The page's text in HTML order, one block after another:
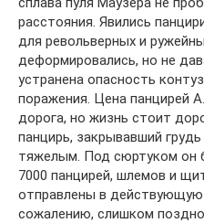
расстояния. Явились
для револьверных и
деформировались, но не
устранена опасность
поражения. Цена панцирей
дорога, но жизнь стоит
панцирь, закрывавший
тяжелым. Под сюртуком он
7000 панцирей, шлемов и
отправлены в
сожалению, слишком